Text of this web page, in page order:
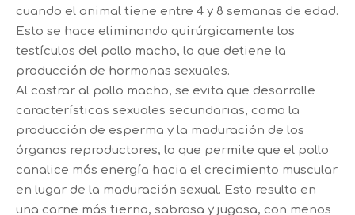
cuando el animal tiene entre 4 y 8 semanas de edad.
Esto se hace eliminando quirúrgicamente los
testículos del pollo macho, lo que detiene la
producción de hormonas sexuales.
Al castrar al pollo macho, se evita que desarrolle
características sexuales secundarias, como la
producción de esperma y la maduración de los
órganos reproductores, lo que permite que el pollo
canalice más energía hacia el crecimiento muscular
en lugar de la maduración sexual. Esto resulta en
una carne más tierna, sabrosa y jugosa, con menos